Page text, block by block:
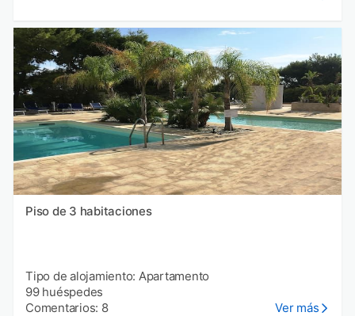
Piso de 3 habitaciones
Tipo de alojamiento: Apartamento
99 huéspedes
Comentarios: 8
Ver más